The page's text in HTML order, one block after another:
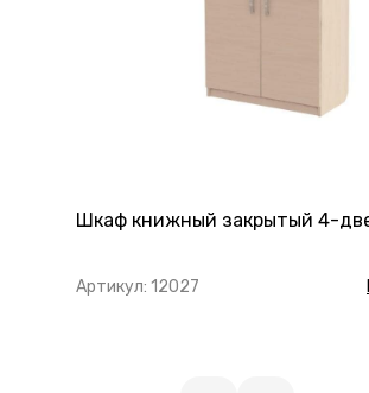
Шкаф книжный закрытый 4-
Артикул: 12027